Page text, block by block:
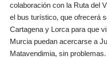
colaboración con la Ruta del
el bus turístico, que ofrecerá
Cartagena y Lorca para que
Murcia puedan acercarse a
Matavendimia, sin problemas.